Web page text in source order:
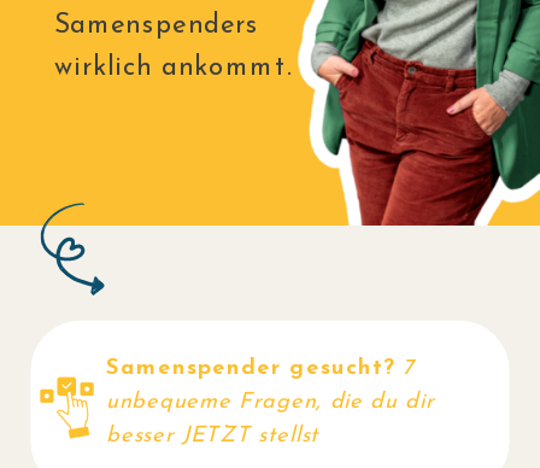
Samenspenders
wirklich ankommt.
JETZT
LESEN
Samenspender gesucht? 7
unbequeme Fragen, die du dir
besser JETZT stellst